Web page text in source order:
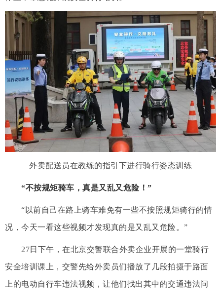
外卖配送员在教练的指引下进行骑行姿态训练
“不按规矩骑车，真是又乱又危险！”
“以前自己在路上骑车难免有一些不按照规矩骑行的情
况，今天一看这些视频才发现真的是又乱又危险。”
27日下午，在北京交警联合外卖企业开展的一堂骑行
安全培训课上，交警先给外卖员们播放了几段拍摄于路面
上的电动自行车违法视频，让他们找出其中的交通违法问